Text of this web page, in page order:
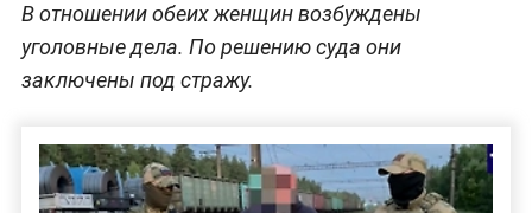
В отношении обеих женщин возбуждены
уголовные дела. По решению суда они
заключены под стражу.